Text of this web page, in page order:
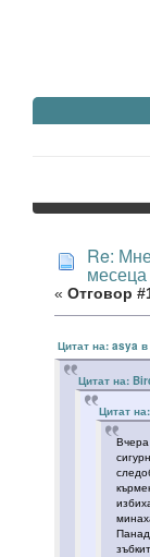
Re:
месеца
« Отговор
Цитат на: asya
Цитат на:
Цитат